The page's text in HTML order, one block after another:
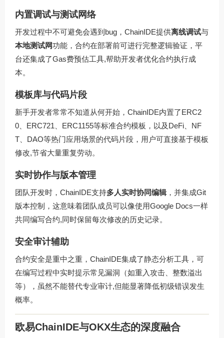
内置调试与测试网络
开发过程中不可避免会遇到bug，ChainIDE提供离线调试与
本地测试网功能，合约在部署前可进行完整逻辑验证，平
台还集成了Gas费预估工具,帮助开发者优化合约执行成
本。
模板库与代码片段
新手开发者常常不知道从何开始，ChainIDE内置了ERC2
0、ERC721、ERC1155等标准合约模板，以及DeFi、NF
T、DAO等热门应用场景的代码片段，用户可直接基于模板
修改,节省大量重复劳动。
实时协作与版本管理
团队开发时，ChainIDE支持多人实时协同编辑，并集成Git
版本控制，这意味着团队成员可以像使用Google Docs一样
共同编写合约,同时保留每次修改的历史记录。
安全审计辅助
合约安全是重中之重，ChainIDE集成了静态分析工具，可
在编写过程中实时提示常见漏洞（如重入攻击、整数溢出
等），虽然不能替代专业审计,但能显著降低初级错误发生
概率。
欧易ChainIDE与OKX生态的深度融合